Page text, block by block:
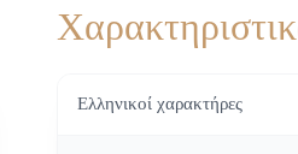
Ελληνικοί χαρακτήρες